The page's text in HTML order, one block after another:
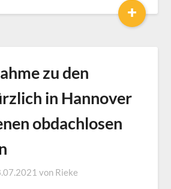
+
zu den
in Hannover
obdachlosen
von Rieke